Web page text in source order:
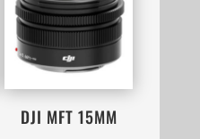
DJI MFT 15MM